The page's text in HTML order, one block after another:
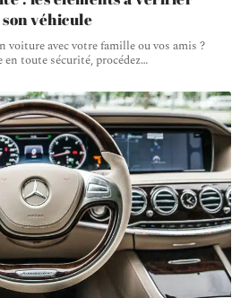
véhicule
voiture avec votre famille ou vos amis ?
toute sécurité, procédez…